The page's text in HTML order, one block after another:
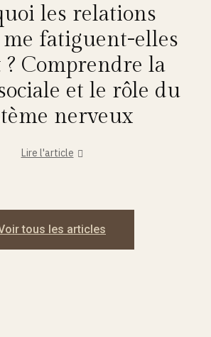
les relations
me fatiguent-elles
Comprendre la
et le rôle du
nerveux
Lire l'article
tous les articles